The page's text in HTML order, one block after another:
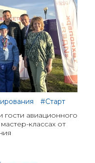
#Старт
авиационного
классах от